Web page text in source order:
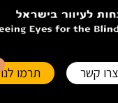
צרו קשר תרמו לנו